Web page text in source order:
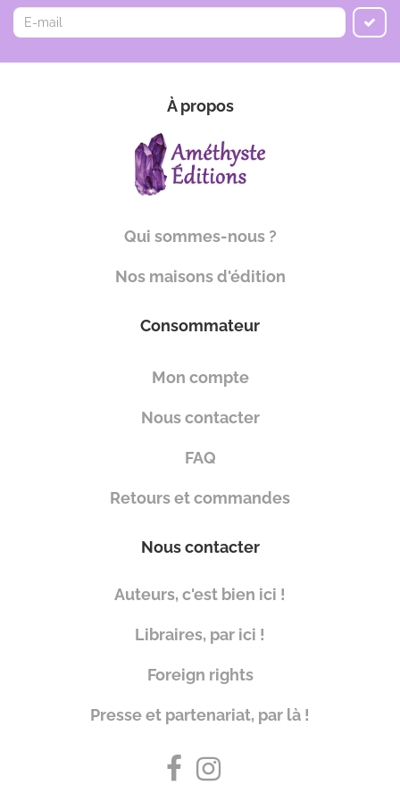
À propos
Qui sommes-nous ?
Nos maisons d'édition
Consommateur
Mon compte
Nous contacter
FAQ
Retours et commandes
Nous contacter
Auteurs, c'est bien ici !
Libraires, par ici !
Foreign rights
Presse et partenariat, par là !